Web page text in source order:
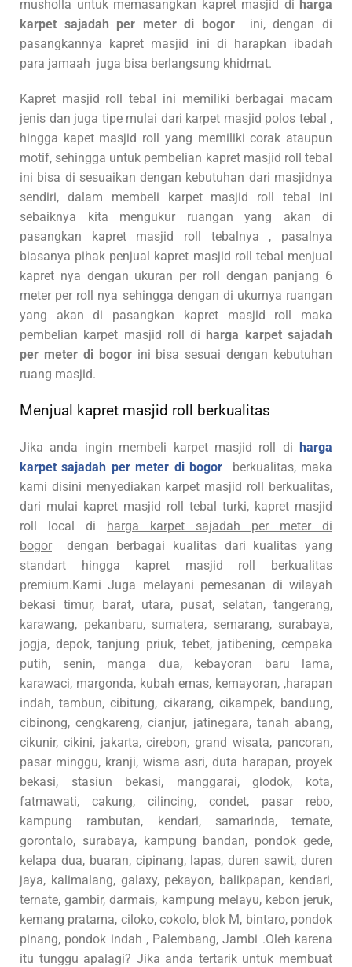
musholla untuk memasangkan kapret masjid di harga
karpet sajadah per meter di bogorini, dengan di
pasangkannya kapret masjid ini di harapkan ibadah
para jamaah juga bisa berlangsung khidmat.
Kapret masjid roll tebal ini memiliki berbagai macam
jenis dan juga tipe mulai dari karpet masjid polos tebal ,
hingga kapet masjid roll yang memiliki corak ataupun
motif, sehingga untuk pembelian kapret masjid roll tebal
ini bisa di sesuaikan dengan kebutuhan dari masjidnya
sendiri, dalam membeli karpet masjid roll tebal ini
sebaiknya kita mengukur ruangan yang akan di
pasangkan kapret masjid roll tebalnya , pasalnya
biasanya pihak penjual kapret masjid roll tebal menjual
kapret nya dengan ukuran per roll dengan panjang 6
meter per roll nya sehingga dengan di ukurnya ruangan
yang akan di pasangkan kapret masjid roll maka
pembelian karpet masjid roll di harga karpet sajadah
per meter di bogorini bisa sesuai dengan kebutuhan
ruang masjid.
Menjual kapret masjid roll berkualitas
Jika anda ingin membeli karpet masjid roll di harga
karpet sajadah per meter di bogor
berkualitas, maka
kami disini menyediakan karpet masjid roll berkualitas,
dari mulai kapret masjid roll tebal turki, kapret masjid
roll local di harga karpet sajadah per meter di
bogor dengan berbagai kualitas dari kualitas yang
standart hingga kapret masjid roll berkualitas
premium.Kami Juga melayani pemesanan di wilayah
bekasi timur, barat, utara, pusat, selatan, tangerang,
karawang, pekanbaru, sumatera, semarang, surabaya,
jogja, depok, tanjung priuk, tebet, jatibening, cempaka
putih, senin, manga dua, kebayoran baru lama,
karawaci, margonda, kubah emas, kemayoran, ,harapan
indah, tambun, cibitung, cikarang, cikampek, bandung,
cibinong, cengkareng, cianjur, jatinegara, tanah abang,
cikunir, cikini, jakarta, cirebon, grand wisata, pancoran,
pasar minggu, kranji, wisma asri, duta harapan, proyek
bekasi, stasiun bekasi, manggarai, glodok, kota,
fatmawati, cakung, cilincing, condet, pasar rebo,
kampung rambutan, kendari, samarinda, ternate,
gorontalo, surabaya, kampung bandan, pondok gede,
kelapa dua, buaran, cipinang, lapas, duren sawit, duren
jaya, kalimalang, galaxy, pekayon, balikpapan, kendari,
ternate, gambir, darmais, kampung melayu, kebon jeruk,
kemang pratama, ciloko, cokolo, blok M, bintaro, pondok
pinang, pondok indah , Palembang, Jambi .Oleh karena
itu tunggu apalagi? Jika anda tertarik untuk membuat